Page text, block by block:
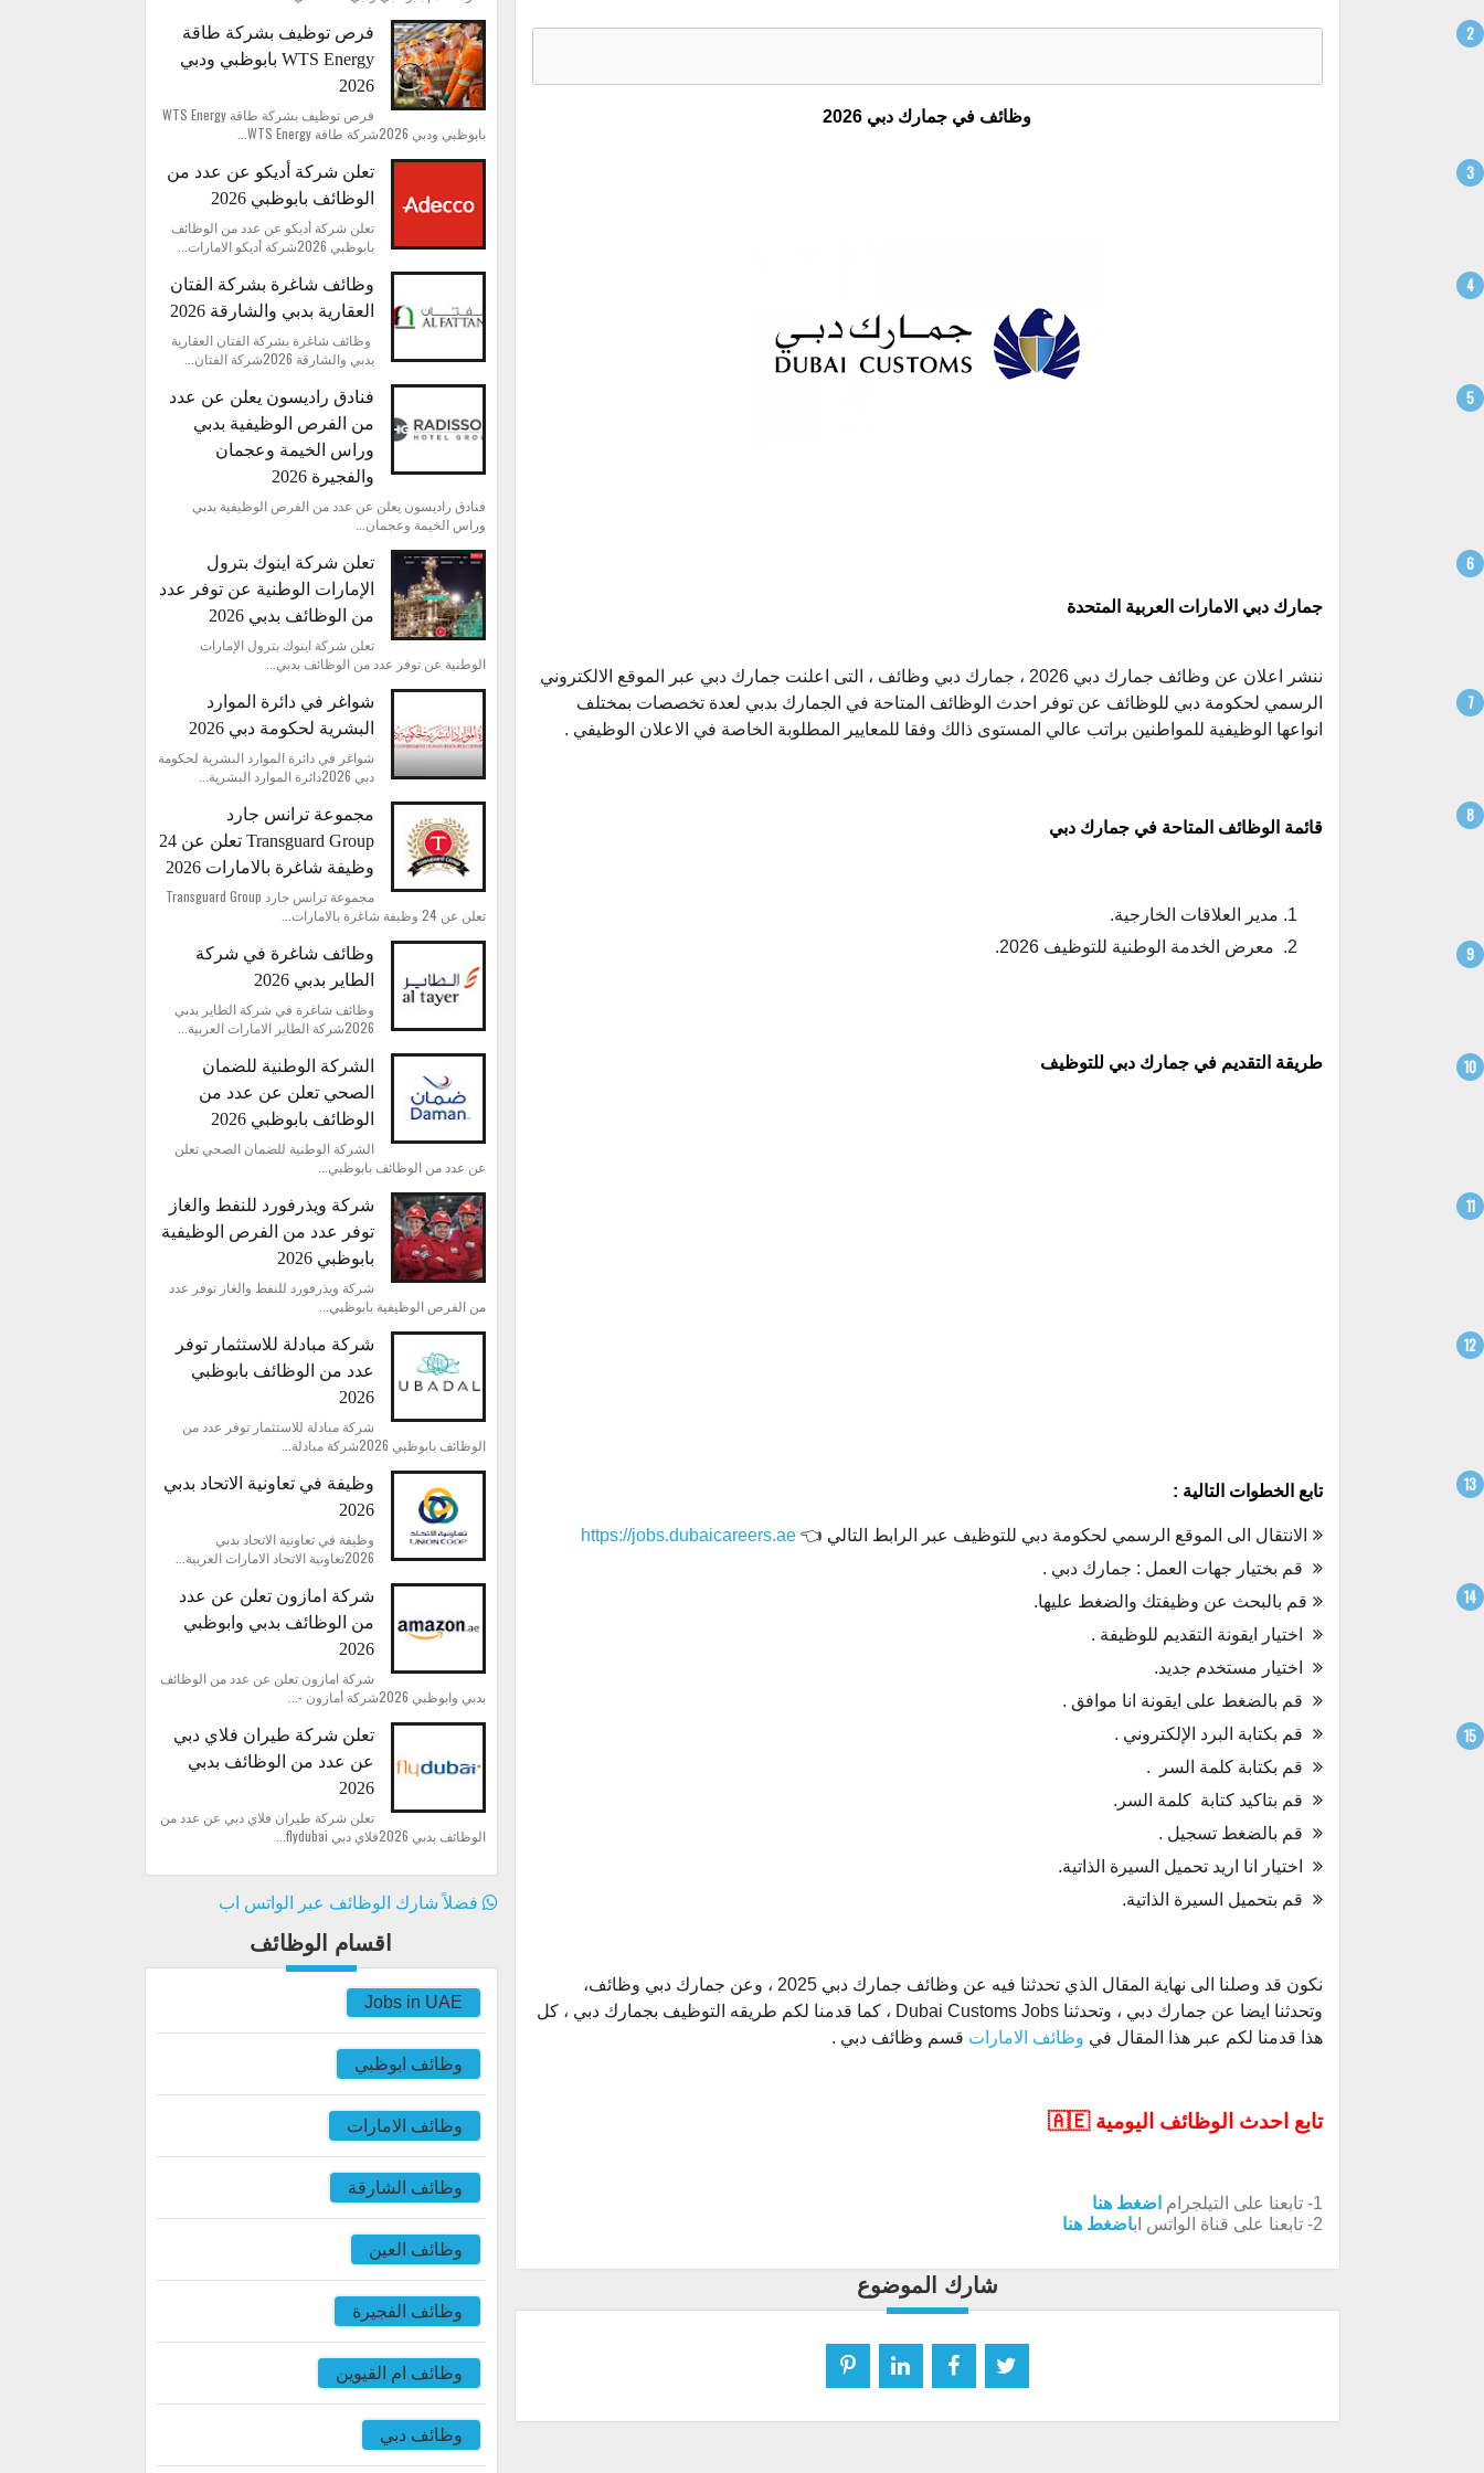
وظائف في جمارك دبي 2026
جمارك دبي الامارات العربية المتحدة
ننشر اعلان عن وظائف جمارك دبي 2026 ، جمارك دبي وظائف ، التى اعلنت جمارك دبي عبر الموقع الالكتروني
الرسمي لحكومة دبي للوظائف عن توفر احدث الوظائف المتاحة في الجمارك بدبي لعدة تخصصات بمختلف
انواعها الوظيفية للمواطنين براتب عالي المستوى ذالك وفقا للمعايير المطلوبة الخاصة في الاعلان الوظيفي .
قائمة الوظائف المتاحة في جمارك دبي
مدير العلاقات الخارجية.
معرض الخدمة الوطنية للتوظيف 2026.
طريقة التقديم في جمارك دبي للتوظيف
تابع الخطوات التالية :
الانتقال الى الموقع الرسمي لحكومة دبي للتوظيف عبر الرابط التالي 👈https://jobs.dubaicareers.ae
قم بختيار جهات العمل : جمارك دبي .
قم بالبحث عن وظيفتك والضغط عليها.
اختيار ايقونة التقديم للوظيفة .
اختيار مستخدم جديد.
قم بالضغط على ايقونة انا موافق .
قم بكتابة البرد الإلكتروني .
قم بكتابة كلمة السر
.
قم بتاكيد كتابة كلمة السر.
قم بالضغط تسجيل .
اختيار انا اريد تحميل السيرة الذاتية.
قم بتحميل السيرة الذاتية.
نكون قد وصلنا الى نهاية المقال الذي تحدثنا فيه عن وظائف جمارك دبي 2025 ، وعن جمارك دبي وظائف،
وتحدثنا ايضا عن جمارك دبي ، وتحدثنا Dubai Customs Jobs ، كما قدمنا لكم طريقه التوظيف بجمارك دبي ، كل
هذا قدمنا لكم عبر هذا المقال في وظائف الامارات قسم وظائف دبي .
تابع احدث الوظائف اليومية 🇦🇪
1- تابعنا على التيلجرام
اضغط هنا
2- تابعنا على قناة الواتس اب
اضغط هنا
شارك الموضوع
فرص توظيف بشركة طاقة
WTS Energy بابوظبي ودبي
2026
فرص توظيف بشركة طاقة WTS Energy
بابوظبي ودبي 2026شركة طاقة WTS Energy...
تعلن شركة أديكو عن عدد من
الوظائف بابوظبي 2026
تعلن شركة أديكو عن عدد من الوظائف
بابوظبي 2026شركة أديكو الامارات...
وظائف شاغرة بشركة الفتان
العقارية بدبي والشارقة 2026
وظائف شاغرة بشركة الفتان العقارية
بدبي والشارقة 2026شركة الفتان...
فنادق راديسون يعلن عن عدد
من الفرص الوظيفية بدبي
وراس الخيمة وعجمان
والفجيرة 2026
فنادق راديسون يعلن عن عدد من الفرص الوظيفية بدبي
وراس الخيمة وعجمان...
تعلن شركة اينوك بترول
الإمارات الوطنية عن توفر عدد
من الوظائف بدبي 2026
تعلن شركة اينوك بترول الإمارات
الوطنية عن توفر عدد من الوظائف بدبي...
شواغر في دائرة الموارد
البشرية لحكومة دبي 2026
شواغر في دائرة الموارد البشرية لحكومة
دبي 2026دائرة الموارد البشرية...
مجموعة ترانس جارد
Transguard Group تعلن عن 24
وظيفة شاغرة بالامارات 2026
مجموعة ترانس جارد Transguard Group
تعلن عن 24 وظيفة شاغرة بالامارات...
وظائف شاغرة في شركة
الطاير بدبي 2026
وظائف شاغرة في شركة الطاير بدبي
2026شركة الطاير الامارات العربية...
الشركة الوطنية للضمان
الصحي تعلن عن عدد من
الوظائف بابوظبي 2026
الشركة الوطنية للضمان الصحي تعلن
عن عدد من الوظائف بابوظبي...
شركة ويذرفورد للنفط والغاز
توفر عدد من الفرص الوظيفية
بابوظبي 2026
شركة ويذرفورد للنفط والغاز توفر عدد
من الفرص الوظيفية بابوظبي...
شركة مبادلة للاستثمار توفر
عدد من الوظائف بابوظبي
2026
شركة مبادلة للاستثمار توفر عدد من
الوظائف بابوظبي 2026شركة مبادلة...
وظيفة في تعاونية الاتحاد بدبي
2026
وظيفة في تعاونية الاتحاد بدبي
2026تعاونية الاتحاد الامارات العربية...
شركة امازون تعلن عن عدد
من الوظائف بدبي وابوظبي
2026
شركة امازون تعلن عن عدد من الوظائف
بدبي وابوظبي 2026شركة أمازون -...
تعلن شركة طيران فلاي دبي
عن عدد من الوظائف بدبي
2026
تعلن شركة طيران فلاي دبي عن عدد من
الوظائف بدبي 2026فلاي دبي flydubai...
فضلاً شارك الوظائف عبر الواتس اب
اقسام الوظائف
Jobs in UAE
وظائف ابوظبي
وظائف الامارات
وظائف الشارقة
وظائف العين
وظائف الفجيرة
وظائف ام القيوين
وظائف دبي